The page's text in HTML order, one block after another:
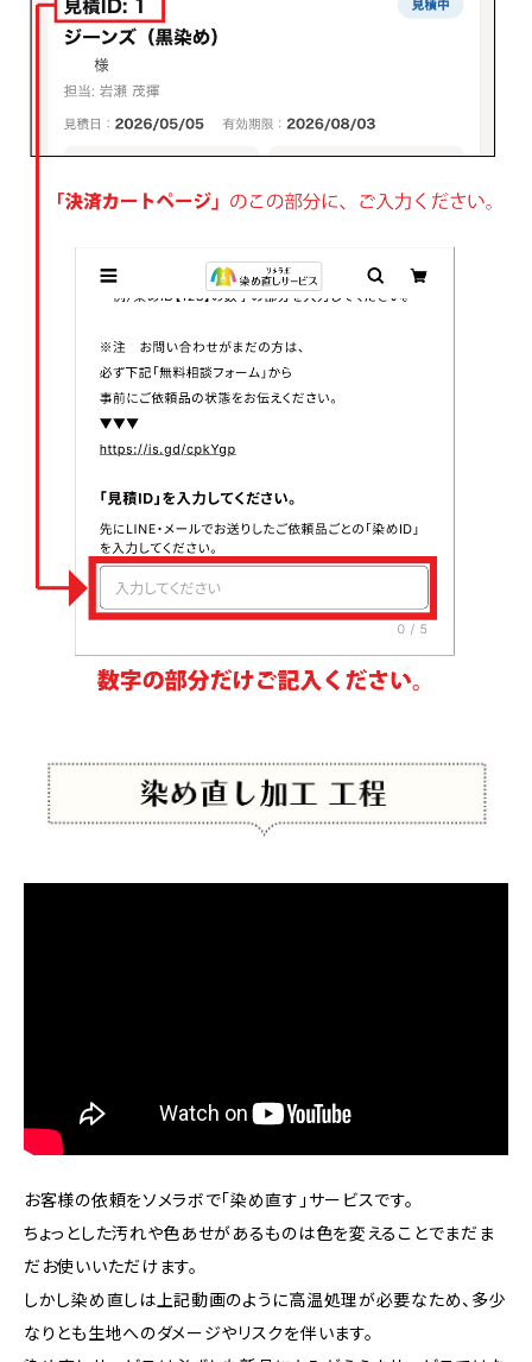
お客様の依頼をソメラボで「染め直す」サービスです。
ちょっとした汚れや色あせがあるものは色を変えることでまだま
だお使いいただけます。
しかし染め直しは上記動画のように高温処理が必要なため、多少
なりとも生地へのダメージやリスクを伴います。